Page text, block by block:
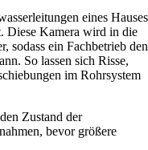
eines Hauses
Diese Kamera wird in die
sodass ein Fachbetrieb den
So lassen sich Risse,
im Rohrsystem
Zustand der
bevor größere